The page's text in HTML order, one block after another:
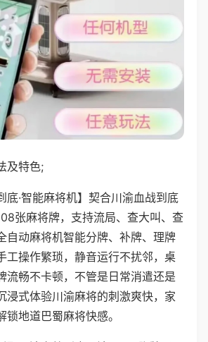
及特色;
底·智能麻将机】契合川渝血战到底
张麻将牌，支持流局、查大叫、查
自动麻将机智能分牌、补牌、理牌
工操作繁琐，静音运行不扰邻，桌
流畅不卡顿，不管是日常消遣还是
浸式体验川渝麻将的刺激爽快，家
锁地道巴蜀麻将快感。